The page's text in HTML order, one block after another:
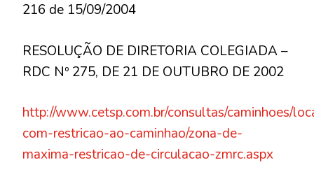
216 de 15/09/2004
RESOLUÇÃO DE DIRETORIA COLEGIADA –
RDC Nº 275, DE 21 DE OUTUBRO DE 2002
http://www.cetsp.com.br/consultas/caminhoes/
com-restricao-ao-caminhao/zona-de-
maxima-restricao-de-circulacao-zmrc.aspx